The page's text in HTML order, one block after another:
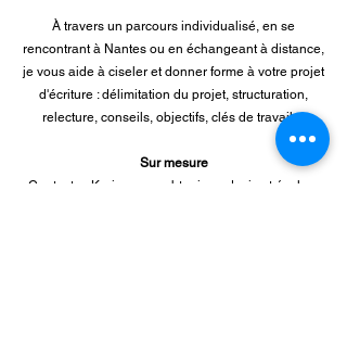
À travers un parcours individualisé, en se
rencontrant à Nantes ou en échangeant à distance,
je vous aide à ciseler et donner forme à votre projet
d'écriture : délimitation du projet, structuration,
relecture, conseils, objectifs, clés de travail...
Sur mesure
Contactez Karine
pour obtenir un devis et évaluer